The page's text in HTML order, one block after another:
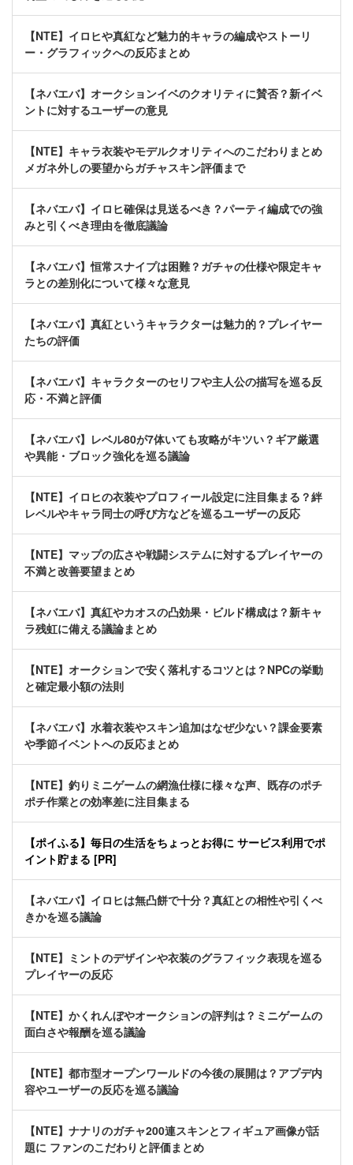
【NTE】イロヒや真紅など魅力的キャラの編成やストーリ
ー・グラフィックへの反応まとめ
【ネバエバ】オークションイベのクオリティに賛否？新イベ
ントに対するユーザーの意見
【NTE】キャラ衣装やモデルクオリティへのこだわりまとめ
メガネ外しの要望からガチャスキン評価まで
【ネバエバ】イロヒ確保は見送るべき？パーティ編成での強
みと引くべき理由を徹底議論
【ネバエバ】恒常スナイプは困難？ガチャの仕様や限定キャ
ラとの差別化について様々な意見
【ネバエバ】真紅というキャラクターは魅力的？プレイヤー
たちの評価
【ネバエバ】キャラクターのセリフや主人公の描写を巡る反
応・不満と評価
【ネバエバ】レベル80が7体いても攻略がキツい？ギア厳選
や異能・ブロック強化を巡る議論
【NTE】イロヒの衣装やプロフィール設定に注目集まる？絆
レベルやキャラ同士の呼び方などを巡るユーザーの反応
【NTE】マップの広さや戦闘システムに対するプレイヤーの
不満と改善要望まとめ
【ネバエバ】真紅やカオスの凸効果・ビルド構成は？新キャ
ラ残虹に備える議論まとめ
【NTE】オークションで安く落札するコツとは？NPCの挙動
と確定最小額の法則
【ネバエバ】水着衣装やスキン追加はなぜ少ない？課金要素
や季節イベントへの反応まとめ
【NTE】釣りミニゲームの網漁仕様に様々な声、既存のポチ
ポチ作業との効率差に注目集まる
【ポイふる】毎日の生活をちょっとお得に サービス利用でポ
イント貯まる [PR]
【ネバエバ】イロヒは無凸餅で十分？真紅との相性や引くべ
きかを巡る議論
【NTE】ミントのデザインや衣装のグラフィック表現を巡る
プレイヤーの反応
【NTE】かくれんぼやオークションの評判は？ミニゲームの
面白さや報酬を巡る議論
【NTE】都市型オープンワールドの今後の展開は？アプデ内
容やユーザーの反応を巡る議論
【NTE】ナナリのガチャ200連スキンとフィギュア画像が話
題に ファンのこだわりと評価まとめ